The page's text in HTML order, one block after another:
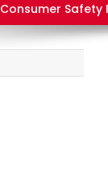
Consumer Safety